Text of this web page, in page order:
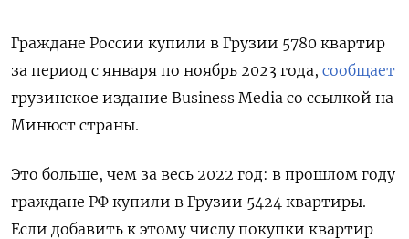
Граждане России купили в Грузии 5780 квартир
за период с января по ноябрь 2023 года, сообщает
грузинское издание Business Media со ссылкой на
Минюст страны.
Это больше, чем за весь 2022 год: в прошлом году
граждане РФ купили в Грузии 5424 квартиры.
Если добавить к этому числу покупки квартир